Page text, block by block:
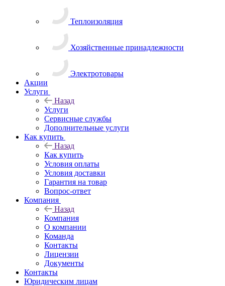
Теплоизоляция
Хозяйственные принадлежности
Электротовары
Акции
Услуги
Назад
Услуги
Сервисные службы
Дополнительные услуги
Как купить
Назад
Как купить
Условия оплаты
Условия доставки
Гарантия на товар
Вопрос-ответ
Компания
Назад
Компания
О компании
Команда
Контакты
Лицензии
Документы
Контакты
Юридическим лицам